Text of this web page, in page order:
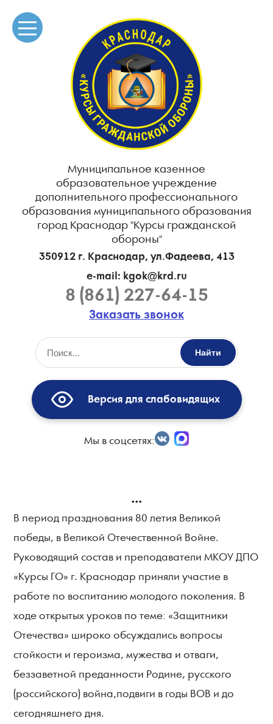
Муниципальное казенное
образовательное учреждение
дополнительного профессионального
образования муниципального образования
город Краснодар "Курсы гражданской
обороны"
350912 г. Краснодар, ул.Фадеева, 413
e-mail: kgok@krd.ru
8 (861) 227-64-15
Заказать звонок
Найти
Версия для слабовидящих
Мы в соцсетях:
...
В период празднования 80 летия Великой
победы, в Великой Отечественной Войне.
Руководящий состав и преподаватели МКОУ ДПО
«Курсы ГО» г. Краснодар приняли участие в
работе по воспитанию молодого поколения. В
ходе открытых уроков по теме: «Защитники
Отечества» широко обсуждались вопросы
стойкости и героизма, мужества и отваги,
беззаветной преданности Родине, русского
(российского) война,подвиги в годы ВОВ и до
сегодняшнего дня.